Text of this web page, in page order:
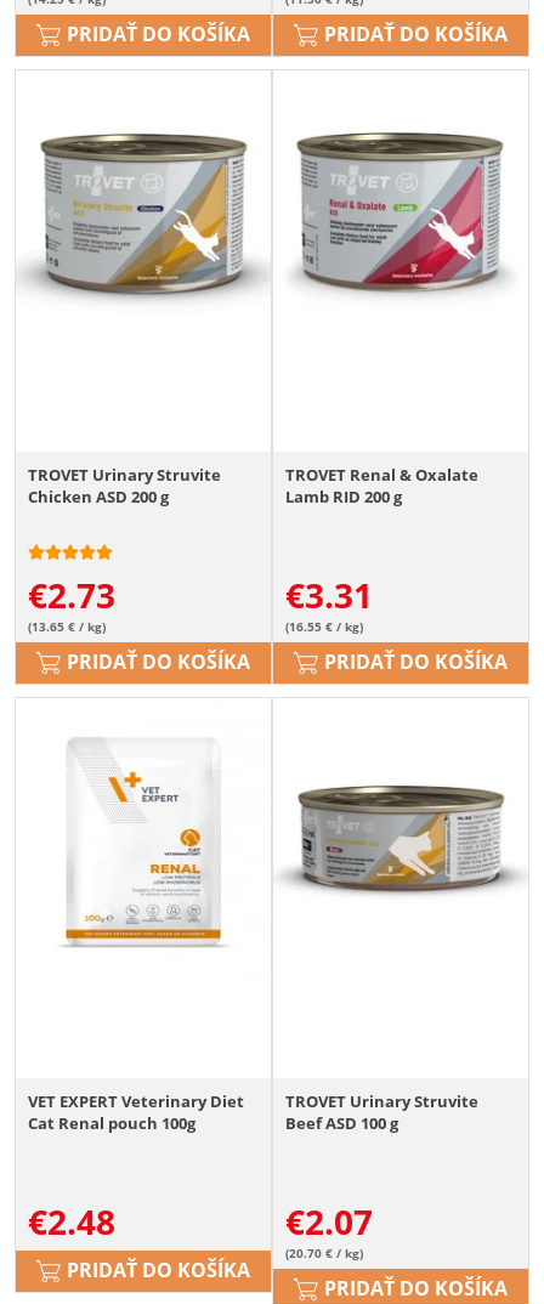
PRIDAŤ DO KOŠÍKA PRIDAŤ DO KOŠÍKA
TROVET Urinary Struvite
Chicken ASD 200 g
€2.73
(13.65 € / kg)
PRIDAŤ DO KOŠÍKA
TROVET Renal & Oxalate
Lamb RID 200 g
€3.31
(16.55 € / kg)
PRIDAŤ DO KOŠÍKA
VET EXPERT Veterinary Diet
Cat Renal pouch 100g
€2.48
PRIDAŤ DO KOŠÍKA
TROVET Urinary Struvite
Beef ASD 100 g
€2.07
(20.70 € / kg)
PRIDAŤ DO KOŠÍKA